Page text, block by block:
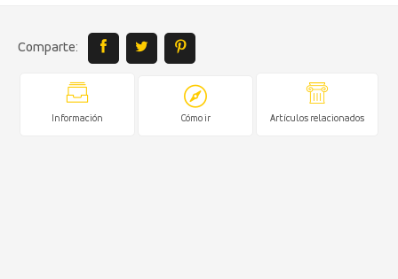
Comparte:
Información Cómo ir Artículos relacionados